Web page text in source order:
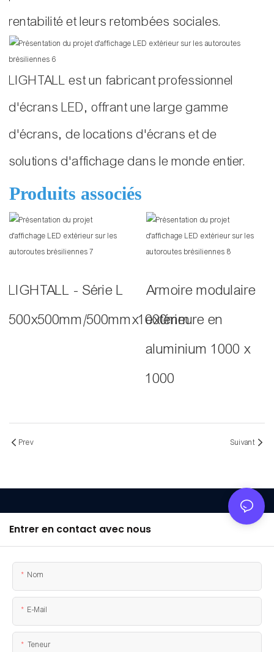
rentabilité et leurs retombées sociales.
LIGHTALL est un fabricant professionnel
d'écrans LED, offrant une large gamme
d'écrans, de locations d'écrans et de
solutions d'affichage dans le monde entier.
Produits associés
LIGHTALL - Série L
500x500mm/500mmx1000mm
Armoire modulaire
extérieure en
aluminium 1000 x
1000
Prev Suivant
Entrer en contact avec nous
Nom
E-Mail
Teneur